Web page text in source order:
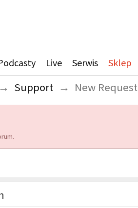
Live Serwis Sklep
→ Support → New Request